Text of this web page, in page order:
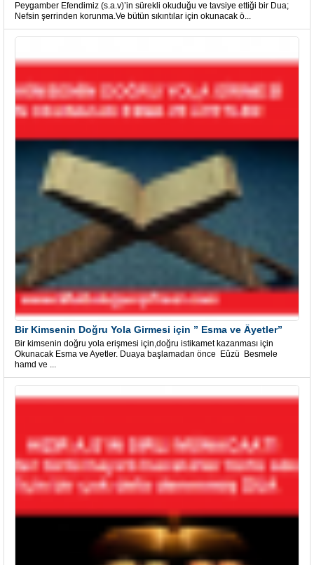
Peygamber Efendimiz (s.a.v)’in sürekli okuduğu ve tavsiye ettiği bir Dua;
Nefsin şerrinden korunma.Ve bütün sıkıntılar için okunacak ö...
Bir Kimsenin Doğru Yola Girmesi için ” Esma ve Âyetler”
Bir kimsenin doğru yola erişmesi için,doğru istikamet kazanması için
Okunacak Esma ve Ayetler. Duaya başlamadan önce Eûzü Besmele
hamd ve ...